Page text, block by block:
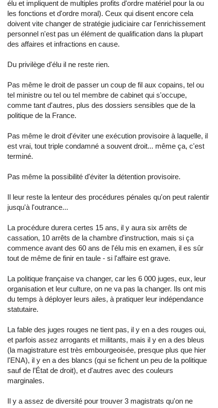
élu et impliquent de multiples profits d'ordre matériel pour la ou
les fonctions et d'ordre moral). Ceux qui disent encore cela
doivent vite changer de stratégie judiciaire car l'enrichissement
personnel n'est pas un élément de qualification dans la plupart
des affaires et infractions en cause.
Du privilège d'élu il ne reste rien.
Pas même le droit de passer un coup de fil aux copains, tel ou
tel ministre ou tel ou tel membre de cabinet qui s'occupe,
comme tant d'autres, plus des dossiers sensibles que de la
politique de la France.
Pas même le droit d'éviter une exécution provisoire à laquelle, il
est vrai, tout triple condamné a souvent droit... même ça, c'est
terminé.
Pas même la possibilité d'éviter la détention provisoire.
Il leur reste la lenteur des procédures pénales qu'on peut ralentir
jusqu'à l'outrance...
La procédure durera certes 15 ans, il y aura six arrêts de
cassation, 10 arrêts de la chambre d'instruction, mais si ça
commence avant des 60 ans de l'élu mis en examen, il es sûr
tout de même de finir en taule - si l'affaire est grave.
La politique française va changer, car les 6 000 juges, eux, leur
organisation et leur culture, on ne va pas la changer. Ils ont mis
du temps à déployer leurs ailes, à pratiquer leur indépendance
statutaire.
La fable des juges rouges ne tient pas, il y en a des rouges oui,
et parfois assez arrogants et militants, mais il y en a des bleus
(la magistrature est très embourgeoisée, presque plus que hier
l'ENA), il y en a des blancs (qui se fichent un peu de la politique
sauf de l’État de droit), et d'autres avec des couleurs
marginales.
Il y a assez de diversité pour trouver 3 magistrats qu'on ne